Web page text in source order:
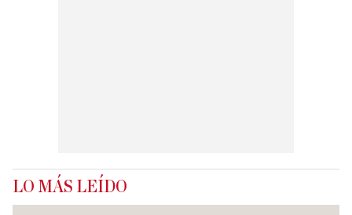
LO MÁS LEÍDO